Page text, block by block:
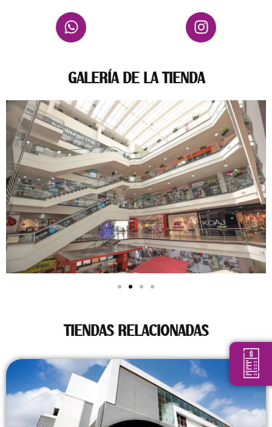
GALERÍA DE LA TIENDA
TIENDAS RELACIONADAS